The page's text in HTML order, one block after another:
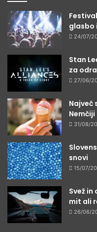
glasbo
24/07/
Stan
za
27/06/
Največ
Nemčiji
31/08/
snovi
15/07/
Svež
mit ali
26/06/